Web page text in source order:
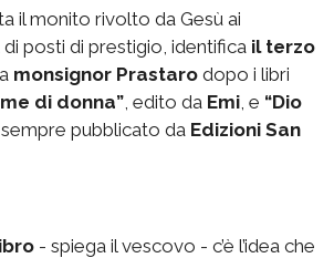
il monito rivolto da Gesù ai
posti di prestigio, identifica il terzo
monsignor Prastaro dopo i libri
di donna” , edito da Emi , e “Dio
, sempre pubblicato da Edizioni San
- spiega il vescovo - c’è l’idea che